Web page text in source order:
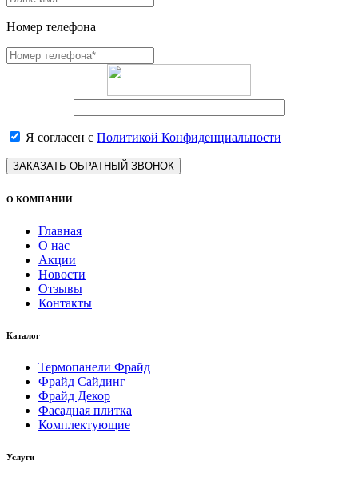
Номер телефона
Я согласен с Политикой Конфиденциальности
ЗАКАЗАТЬ ОБРАТНЫЙ ЗВОНОК
О КОМПАНИИ
Главная
О нас
Акции
Новости
Отзывы
Контакты
Каталог
Термопанели Фрайд
Фрайд Сайдинг
Фрайд Декор
Фасадная плитка
Комплектующие
Услуги